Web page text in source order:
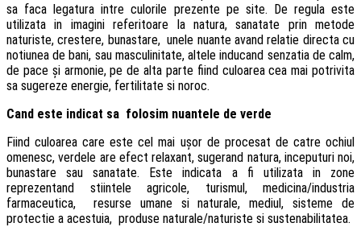
sa faca legatura intre culorile prezente pe site. De regula este
utilizata in imagini referitoare la natura, sanatate prin metode
naturiste, crestere, bunastare, unele nuante avand relatie directa cu
notiunea de bani, sau masculinitate, altele inducand senzatia de calm,
de pace și armonie, pe de alta parte fiind culoarea cea mai potrivita
sa sugereze energie, fertilitate si noroc.
Cand este indicat sa folosim nuantele de verde
Fiind culoarea care este cel mai ușor de procesat de catre ochiul
omenesc, verdele are efect relaxant, sugerand natura, inceputuri noi,
bunastare sau sanatate. Este indicata a fi utilizata in zone
reprezentand stiintele agricole, turismul, medicina/industria
farmaceutica, resurse umane si naturale, mediul, sisteme de
protectie a acestuia, produse naturale/naturiste si sustenabilitatea.